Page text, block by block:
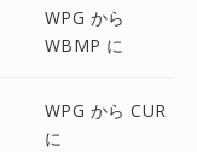
WPG から
WBMP に
WPG から CUR
に